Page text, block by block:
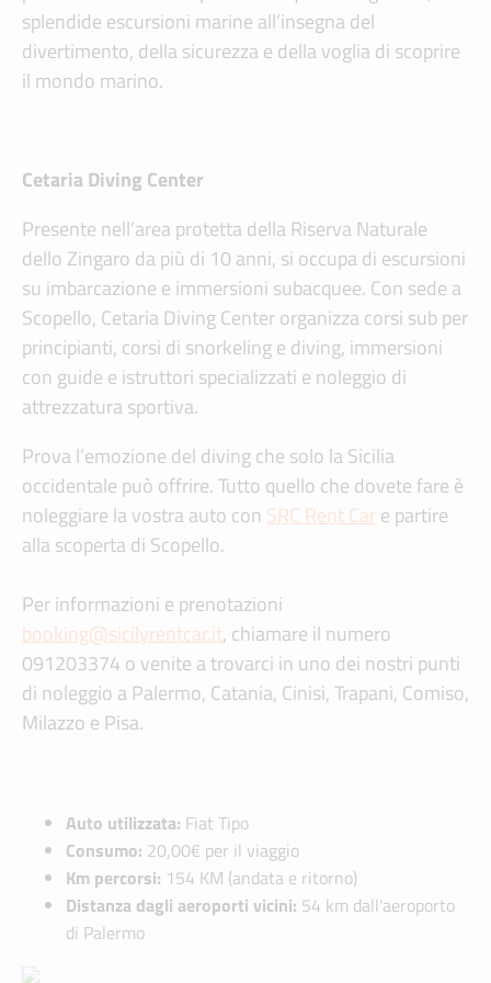
splendide escursioni marine all’insegna del
divertimento, della sicurezza e della voglia di scoprire
il mondo marino.
Cetaria Diving Center
Presente nell’area protetta della Riserva Naturale
dello Zingaro da più di 10 anni, si occupa di escursioni
su imbarcazione e immersioni subacquee. Con sede a
Scopello, Cetaria Diving Center organizza corsi sub per
principianti, corsi di snorkeling e diving, immersioni
con guide e istruttori specializzati e noleggio di
attrezzatura sportiva.
Prova l’emozione del diving che solo la Sicilia
occidentale può offrire. Tutto quello che dovete fare è
noleggiare la vostra auto con SRC Rent Care partire
alla scoperta di Scopello.
Per informazioni e prenotazioni
booking@sicilyrentcar.it, chiamare il numero
091203374 o venite a trovarci in uno dei nostri punti
di noleggio a Palermo, Catania, Cinisi, Trapani, Comiso,
Milazzo e Pisa.
Auto utilizzata: Fiat Tipo
Consumo: 20,00€ per il viaggio
Km percorsi: 154 KM (andata e ritorno)
Distanza dagli aeroporti vicini: 54 km dall'aeroporto
di Palermo